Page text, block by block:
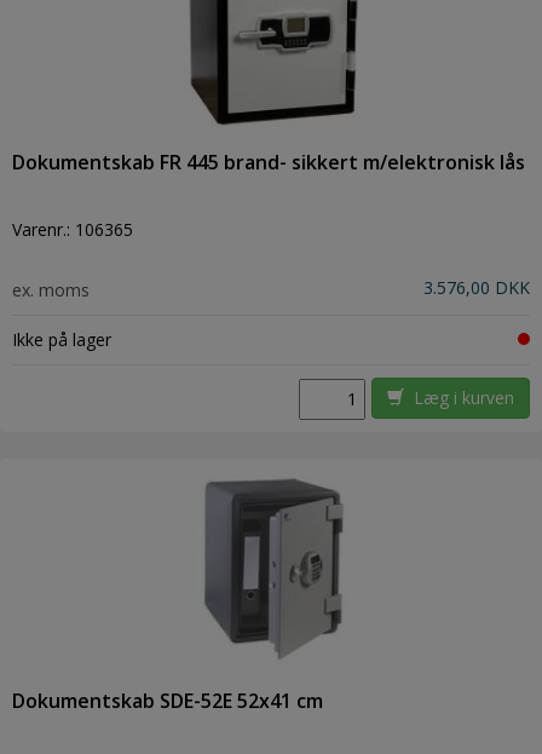
Dokumentskab FR 445 brand- sikkert m/elektronisk lås
Varenr.: 106365
ex. moms 3.576,00 DKK
Ikke på lager
Læg i kurven
Dokumentskab SDE-52E 52x41 cm